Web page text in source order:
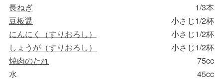
長ねぎ
1/3本
豆板醤
小さじ1/2杯
にんにく（すりおろし）
小さじ1/2杯
しょうが（すりおろし）
小さじ1/2杯
焼肉のたれ
75cc
水
45cc